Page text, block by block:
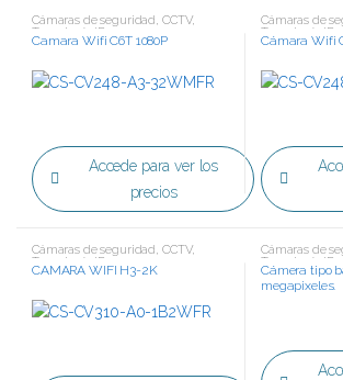
Cámaras de seguridad, CCTV,
Tecnología IP
Camara Wifi C6T 1080P
Accede para ver los
precios
Cámaras de
Tecnología IP
Cámara Wifi
Cámaras de seguridad, CCTV,
Tecnología IP
CAMARA WIFI H3-2K
Cámaras de
Tecnología IP
Cámera tipo
megapixeles.